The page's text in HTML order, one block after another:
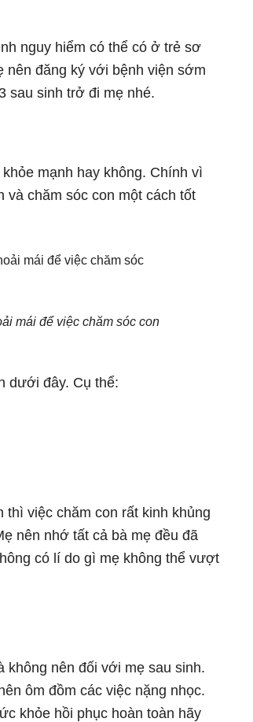
nguy hiểm có thể có ở trẻ sơ
nên đăng ký với bệnh viện sớm
sau sinh trở đi mẹ nhé.
mạnh hay không. Chính vì
và chăm sóc con một cách tốt
mái để việc chăm sóc con
dưới đây. Cụ thể:
việc chăm con rất kinh khủng
nên nhớ tất cả bà mẹ đều đã
có lí do gì mẹ không thể vượt
nên đối với mẹ sau sinh.
ôm đồm các việc nặng nhọc.
khỏe hồi phục hoàn toàn hãy